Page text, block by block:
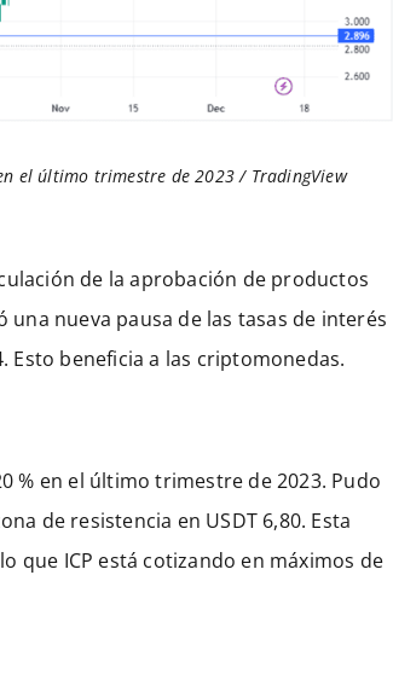
el último trimestre de 2023 / TradingView
de la aprobación de productos
una nueva pausa de las tasas de interés
Esto beneficia a las criptomonedas.
% en el último trimestre de 2023. Pudo
de resistencia en USDT 6,80. Esta
que ICP está cotizando en máximos de